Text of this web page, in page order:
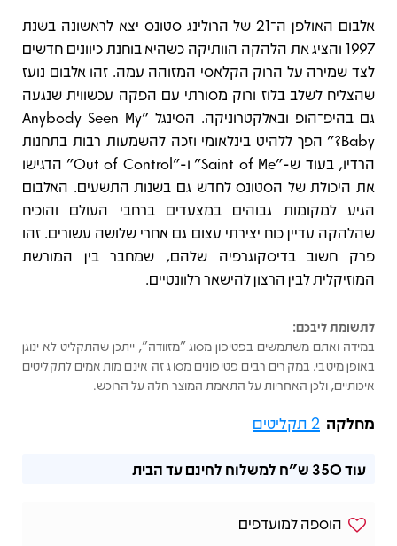
תיאור
אלבום האולפן ה־21 של הרולינג סטונס יצא לראשונה בשנת
1997 והציג את הלהקה הוותיקה כשהיא בוחנת כיוונים חדשים
לצד שמירה על הרוק הקלאסי המזוהה עמה. זהו אלבום נועז
שהצליח לשלב בלוז ורוק מסורתי עם הפקה עכשווית שנגעה
גם בהיפ־הופ ובאלקטרוניקה. הסינגל "Anybody Seen My
Baby?" הפך ללהיט בינלאומי וזכה להשמעות רבות בתחנות
הרדיו, בעוד ש-"Saint of Me" ו-"Out of Control" הדגישו
את היכולת של הסטונס לחדש גם בשנות התשעים. האלבום
הגיע למקומות גבוהים במצעדים ברחבי העולם והוכיח
שהלהקה עדיין כוח יצירתי עצום גם אחרי שלושה עשורים. זהו
פרק חשוב בדיסקוגרפיה שלהם, שמחבר בין המורשת
המוזיקלית לבין הרצון להישאר רלוונטיים.
לתשומת ליבכם:
במידה ואתם משתמשים בפטיפון מסוג "מזוודה", ייתכן שהתקליט לא ינוגן
באופן מיטבי. במקרים רבים פטיפונים מסוג זה אינם מותאמים לתקליטים
איכותיים, ולכן האחריות על התאמת המוצר חלה על הרוכש.
מחלקה 2 תקליטים
עוד350 ש"ח למשלוח לחינם עד הבית
הוספה למועדפים